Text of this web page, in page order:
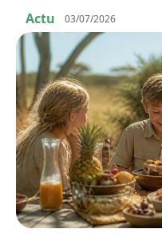
Actu 03/07/2026